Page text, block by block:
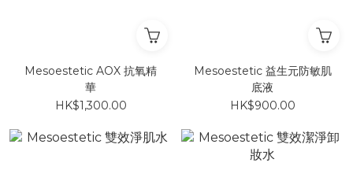
Mesoestetic AOX 抗氧精
華
HK$1,300.00
Mesoestetic 益生元防敏肌
底液
HK$900.00